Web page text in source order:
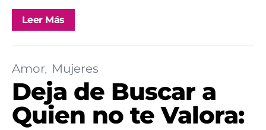
Leer Más
Amor Mujeres
Deja de Buscar a
Quien no te Valora: